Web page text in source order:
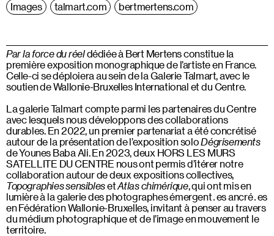
Images
talmart.com bertmertens.com
Par la force du réeldédiée à Bert Mertens constitue la
première exposition monographique de l’artiste en France.
Celle-ci se déploiera au sein de la Galerie Talmart, avec le
soutien de Wallonie-Bruxelles International et du Centre.
La galerie Talmart compte parmi les partenaires du Centre
avec lesquels nous développons des collaborations
durables. En 2022, un premier partenariat a été concrétisé
autour de la présentation de l’exposition soloDégrisements
de Younes Baba Ali. En 2023, deux HORS LES MURS
SATELLITE DU CENTRE nous ont permis d’itérer notre
collaboration autour de deux expositions collectives,
Topographies sensiblesetAtlas chimérique, qui ont mis en
lumière à la galerie des photographes émergent․es ancré․es
en Fédération Wallonie-Bruxelles, invitant à penser au travers
du médium photographique et de l’image en mouvement le
territoire.